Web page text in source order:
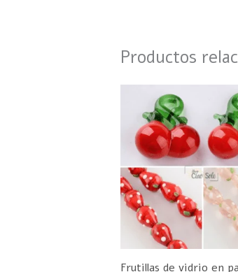
Productos
Frutillas de vidrio en
de
precios:
desde
$40
hasta
$50